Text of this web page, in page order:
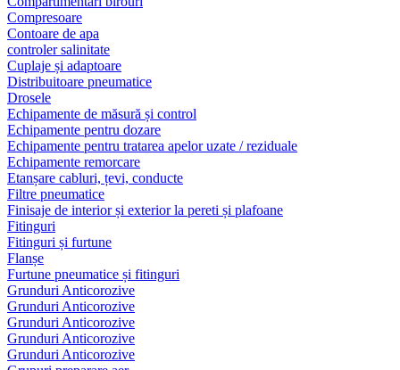
Compresoare
Contoare de apa
controler salinitate
Cuplaje și adaptoare
Distribuitoare pneumatice
Drosele
Echipamente de măsură și control
Echipamente pentru dozare
Echipamente pentru tratarea apelor uzate / reziduale
Echipamente remorcare
Etanșare cabluri, țevi, conducte
Filtre pneumatice
Finisaje de interior și exterior la pereti și plafoane
Fitinguri
Fitinguri și furtune
Flanșe
Furtune pneumatice și fitinguri
Grunduri Anticorozive
Grunduri Anticorozive
Grunduri Anticorozive
Grunduri Anticorozive
Grunduri Anticorozive